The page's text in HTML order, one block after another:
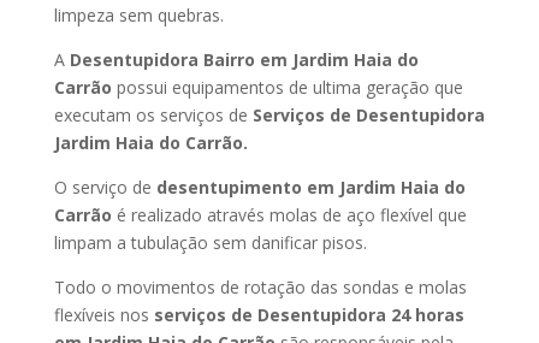
limpeza sem quebras.
A Desentupidora Bairro em Jardim Haia do
Carrão possui equipamentos de ultima geração que
executam os serviços de Serviços de Desentupidora
Jardim Haia do Carrão.
O serviço de desentupimento em Jardim Haia do
Carrão é realizado através molas de aço flexível que
limpam a tubulação sem danificar pisos.
Todo o movimentos de rotação das sondas e molas
flexíveis nos serviços de Desentupidora 24 horas